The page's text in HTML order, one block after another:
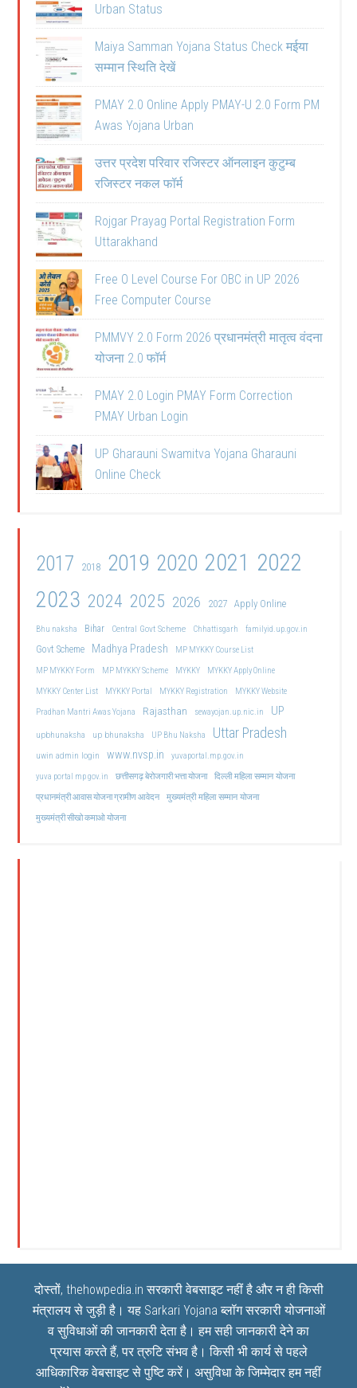
Urban Status
Maiya Samman Yojana Status Check मईया
सम्मान स्थिति देखें
PMAY 2.0 Online Apply PMAY-U 2.0 Form PM
Awas Yojana Urban
उत्तर प्रदेश परिवार रजिस्टर ऑनलाइन कुटुम्ब
रजिस्टर नकल फॉर्म
Rojgar Prayag Portal Registration Form
Uttarakhand
Free O Level Course For OBC in UP 2026
Free Computer Course
PMMVY 2.0 Form 2026 प्रधानमंत्री मातृत्व वंदना
योजना 2.0 फॉर्म
PMAY 2.0 Login PMAY Form Correction
PMAY Urban Login
UP Gharauni Swamitva Yojana Gharauni
Online Check
2017 2018 2019 2020 2021 2022
2023 2024 2025 2026 2027 Apply Online
Bhu naksha Bihar Central Govt Scheme Chhattisgarh familyid.up.gov.in
Govt Scheme Madhya Pradesh
MP MYKKY Course List
MP MYKKY Form
MP MYKKY Scheme MYKKY
MYKKY Apply Online
MYKKY Center List
MYKKY Portal MYKKY Registration
MYKKY Website
Pradhan Mantri Awas Yojana
Rajasthan sewayojan.up.nic.in UP
upbhunaksha up bhunaksha UP Bhu Naksha Uttar Pradesh
uwin admin login www.nvsp.in
yuvaportal.mp.gov.in
yuva portal mp gov.in
छत्तीसगढ़ बेरोजगारी भत्ता योजना दिल्ली महिला सम्मान योजना
प्रधानमंत्री आवास योजना ग्रामीण आवेदन मुख्यमंत्री महिला सम्मान योजना
मुख्यमंत्री सीखो कमाओ योजना
दोस्तों, thehowpedia.in सरकारी वेबसाइट नहीं है और न ही किसी
मंत्रालय से जुड़ी है। यह Sarkari Yojana ब्लॉग सरकारी योजनाओं
व सुविधाओं की जानकारी देता है। हम सही जानकारी देने का
प्रयास करते हैं, पर त्रुटि संभव है। किसी भी कार्य से पहले
आधिकारिक वेबसाइट से पुष्टि करें। असुविधा के जिम्मेदार हम नहीं